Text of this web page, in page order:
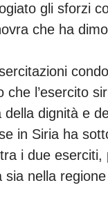
gli sforzi
che ha
l’esercito
dignità e
in Siria ha
i due
nella